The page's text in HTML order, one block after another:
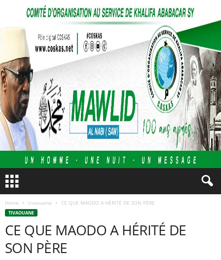
Home tivaouane CE QUE MAODO A HÉRITÉ DE SON PÈRE
TIVAOUANE
CE QUE MAODO A HÉRITÉ DE
SON PÈRE